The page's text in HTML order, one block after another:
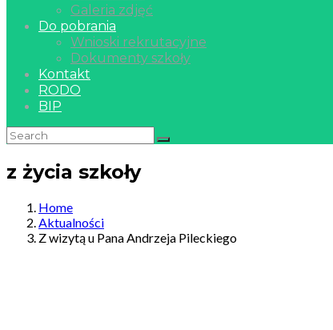
Galeria zdjęć
Do pobrania
Wnioski rekrutacyjne
Dokumenty szkoły
Kontakt
RODO
BIP
z życia szkoły
Home
Aktualności
Z wizytą u Pana Andrzeja Pileckiego